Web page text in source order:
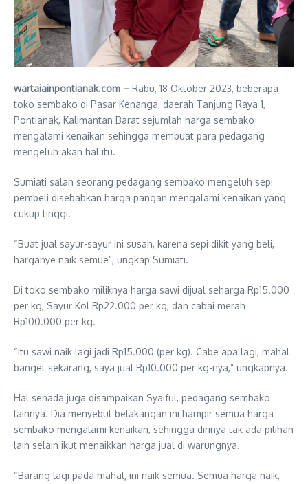
wartaiainpontianak.com – Rabu, 18 Oktober 2023, beberapa
toko sembako di Pasar Kenanga, daerah Tanjung Raya 1,
Pontianak, Kalimantan Barat sejumlah harga sembako
mengalami kenaikan sehingga membuat para pedagang
mengeluh akan hal itu.
Sumiati salah seorang pedagang sembako mengeluh sepi
pembeli disebabkan harga pangan mengalami kenaikan yang
cukup tinggi.
“Buat jual sayur-sayur ini susah, karena sepi dikit yang beli,
harganye naik semue”, ungkap Sumiati.
Di toko sembako miliknya harga sawi dijual seharga Rp15.000
per kg, Sayur Kol Rp22.000 per kg, dan cabai merah
Rp100.000 per kg.
“Itu sawi naik lagi jadi Rp15.000 (per kg). Cabe apa lagi, mahal
banget sekarang, saya jual Rp10.000 per kg-nya,” ungkapnya.
Hal senada juga disampaikan Syaiful, pedagang sembako
lainnya. Dia menyebut belakangan ini hampir semua harga
sembako mengalami kenaikan, sehingga dirinya tak ada pilihan
lain selain ikut menaikkan harga jual di warungnya.
“Barang lagi pada mahal, ini naik semua. Semua harga naik,